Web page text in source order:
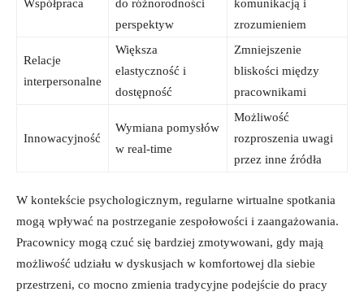
Współpraca
do różnorodności
perspektyw
komunikacją i
zrozumieniem
Relacje
interpersonalne
Większa
elastyczność ⁤i
dostępność
Zmniejszenie
bliskości między
pracownikami
Innowacyjność
Wymiana⁣ pomysłów
w real-time
Możliwość
rozproszenia uwagi
przez inne źródła
W kontekście psychologicznym, regularne wirtualne spotkania
mogą wpływać na postrzeganie zespołowości ​i zaangażowania.
Pracownicy mogą czuć się bardziej zmotywowani, gdy mają
możliwość udziału w dyskusjach w komfortowej dla siebie
przestrzeni, co mocno zmienia tradycyjne podejście do pracy